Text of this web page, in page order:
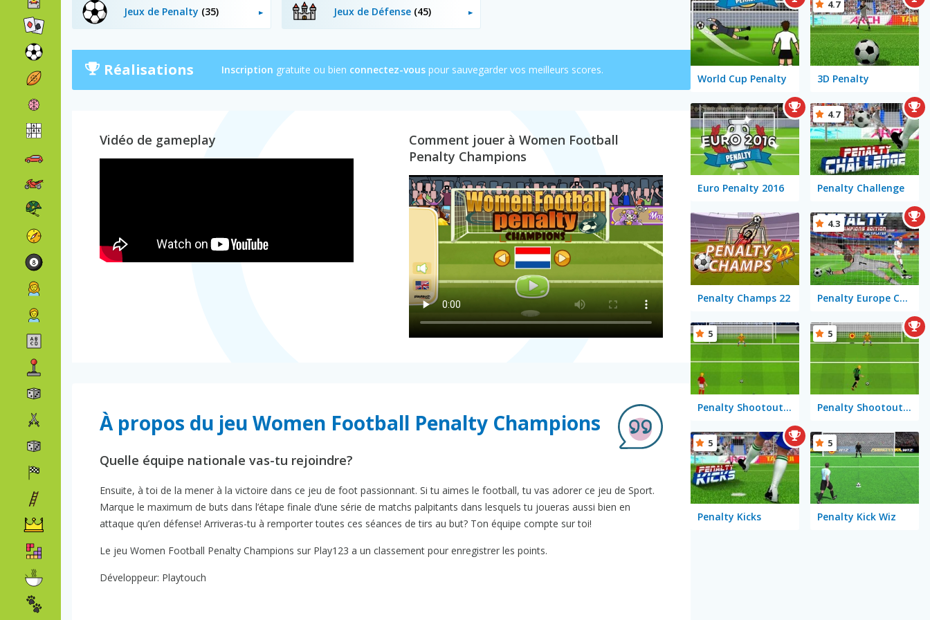
Jeux de Penalty (35) Jeux de Défense (45)
Réalisations Inscription gratuite ou bien connectez-vous pour sauvegarder vos meilleurs scores.
Vidéo de gameplay
Comment jouer à Women Football
Penalty Champions
À propos du jeu Women Football Penalty Champions
Quelle équipe nationale vas-tu rejoindre?
Ensuite, à toi de la mener à la victoire dans ce jeu de foot passionnant. Si tu aimes le football, tu vas adorer ce jeu de Sport.
Marque le maximum de buts dans l’étape finale d’une série de matchs palpitants dans lesquels tu joueras aussi bien en
attaque qu’en défense! Arriveras-tu à remporter toutes ces séances de tirs au but? Ton équipe compte sur toi!
Le jeu Women Football Penalty Champions sur Play123 a un classement pour enregistrer les points.
Développeur: Playtouch
World Cup Penalty 3D Penalty
4.7
Euro Penalty 2016 Penalty Challenge
4.7
Penalty Champs 22 Penalty Europe Champions Edition Multiplayer
4.3
Penalty Shootout: Euro Cup 2016
5
Penalty Shootout: Multi League
5
Penalty Kicks
5
Penalty Kick Wiz
5